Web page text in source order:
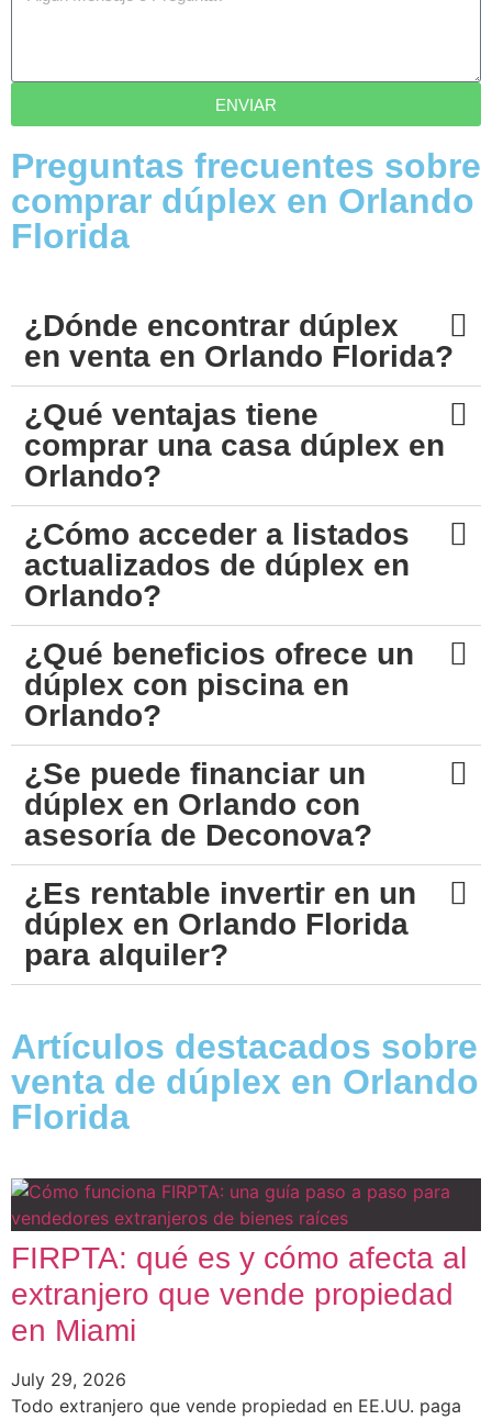
ENVIAR
Preguntas frecuentes sobre
comprar dúplex en Orlando
Florida
¿Dónde encontrar dúplex
en venta en Orlando Florida?
¿Qué ventajas tiene
comprar una casa dúplex en
Orlando?
¿Cómo acceder a listados
actualizados de dúplex en
Orlando?
¿Qué beneficios ofrece un
dúplex con piscina en
Orlando?
¿Se puede financiar un
dúplex en Orlando con
asesoría de Deconova?
¿Es rentable invertir en un
dúplex en Orlando Florida
para alquiler?
Artículos destacados sobre
venta de dúplex en Orlando
Florida
FIRPTA: qué es y cómo afecta al
extranjero que vende propiedad
en Miami
July 29, 2026
Todo extranjero que vende propiedad en EE.UU. paga